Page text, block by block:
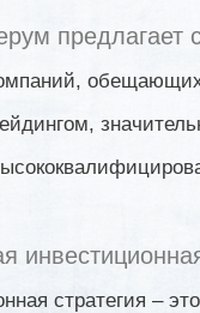
предлагает
стратегия –